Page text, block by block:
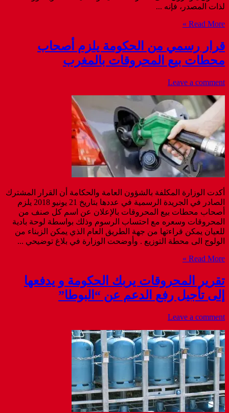
لذات المصدر، فإنه ...
Read More »
قرار رسمي من الحكومة يلزم أصحاب
محطات بيع المحروقات بالمغرب
Leave a comment
أكدت الوزارة المكلفة بالشؤون العامة والحكامة أن القرار المشترك
الصادر في الجريدة الرسمية في عددها بتاريخ 21 يونيو 2018 يلزم
أصحاب محطات بيع المحروقات بالإعلان عن اسم كل صنف من
المحروقات وسعره مع احتساب الرسوم وذلك بواسطة لوحة بادية
للعيان يمكن قراءتها من جهة الطريق العام الذي يمكن الزبناء من
الولوج الى محطة التوزيع . وأوضحت الوزارة في بلاغ توضيحي ...
Read More »
تقرير المحروقات يربك الحكومة و يدفعها
إلى تأجيل رفع الدعم عن “البوطا”
Leave a comment